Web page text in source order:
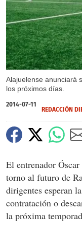
Alajuelense anunciará
los próximos días.
2014-07-11
REDACCIÓN
El entrenador
torno al futuro de
dirigentes esperan
contratación o
la próxima